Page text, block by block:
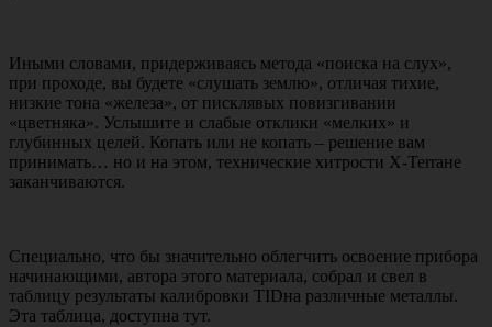
Иными словами, придерживаясь метода «поиска на слух»,
при проходе, вы будете «слушать землю», отличая тихие,
низкие тона «железа», от писклявых повизгивании
«цветняка». Услышите и слабые отклики «мелких» и
глубинных целей. Копать или не копать – решение вам
принимать… но и на этом, технические хитрости X-Terraне
заканчиваются.
Специально, что бы значительно облегчить освоение прибора
начинающими, автора этого материала, собрал и свел в
таблицу результаты калибровки TIDна различные металлы.
Эта таблица, доступна тут.